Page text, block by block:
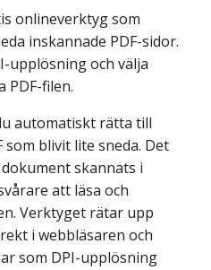
onlineverktyg som
inskannade PDF-sidor.
upplösning och välja
filen.
automatiskt rätta till
som blivit lite sneda. Det
skannats i
att läsa och
Verktyget rätar upp
i webbläsaren och
som DPI-upplösning